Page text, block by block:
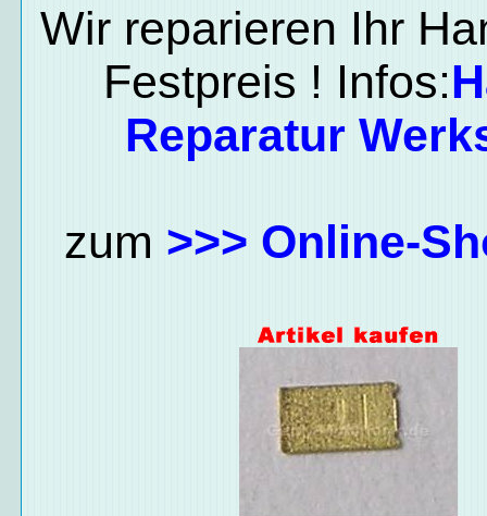
Wir reparieren Ihr
Festpreis ! Infos:
Reparatur
zum >>> Online-